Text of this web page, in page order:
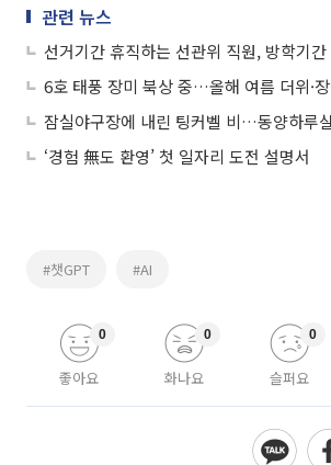
관련 뉴스
선거기간 휴직하는 선관위 직원, 방학기
6호 태풍 장미 북상 중…올해 여름 더위·
잠실야구장에 내린 팅커벨 비…동양하루
‘경험 無도 환영’ 첫 일자리 도전 설명서
#챗GPT #AI
좋아요
0
화나요
0
슬퍼요
0